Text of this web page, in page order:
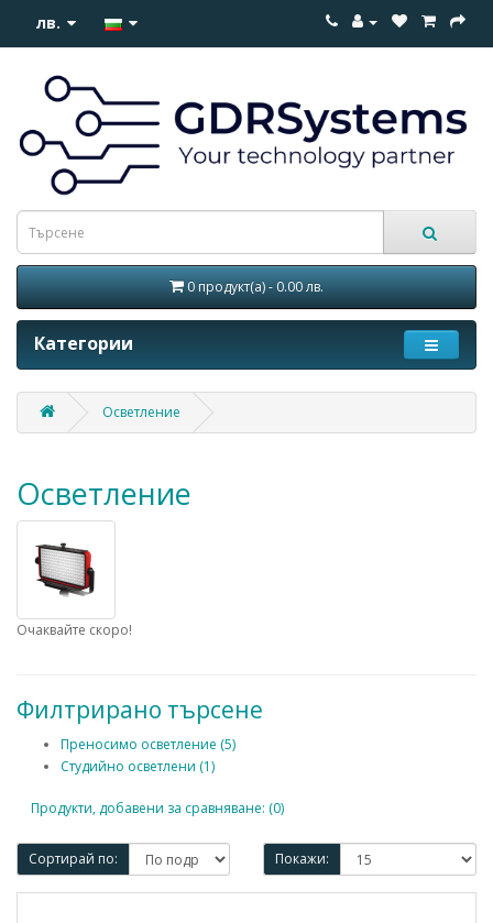
лв.
0 продукт(а) - 0.00 лв.
Категории
Осветление
Осветление
Очаквайте скоро!
Филтрирано търсене
Преносимо осветление (5)
Студийно осветлени (1)
Продукти, добавени за сравняване: (0)
Сортирай по: Покажи: